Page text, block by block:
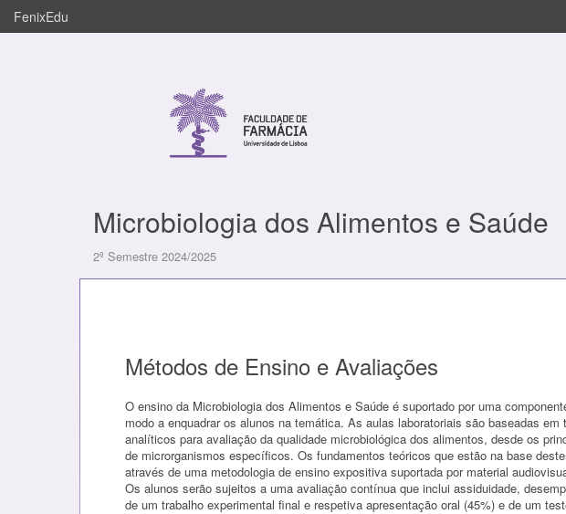
FenixEdu
Microbiologia dos Alimentos e Saúde
2º Semestre 2024/2025
Métodos de Ensino e Avaliações
O ensino da Microbiologia dos Alimentos e Saúde é suportado por uma
modo a enquadrar os alunos na temática. As aulas laboratoriais são baseadas
analíticos para avaliação da qualidade microbiológica dos alimentos, desde os
de microrganismos específicos. Os fundamentos teóricos que estão na base
através de uma metodologia de ensino expositiva suportada por material
Os alunos serão sujeitos a uma avaliação contínua que inclui assiduidade,
de um trabalho experimental final e respetiva apresentação oral (45%) e de um